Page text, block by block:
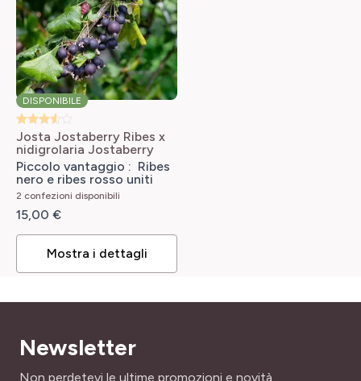
Sempreverde
NOME COMUNE
Mirtillo rosso americano, Ossicocco americano,
Cranberry
PROFUMO
Privo di profumo
PORTAMENTO
Coprisuolo, Cuscino
780401
Fruttificazione decorativa, Coprisuolo
LARGHEZZA ADULTA
60 cm
PÉRIODE DE RÉCOLTE
settembre a ottobre
TIPO DI TERRENO
Ricco, Terra di brughiera
RUSTICITÀ
Poco rustica
DISPONIBILE
Josta Jostaberry Ribes x
nidigrolaria Jostaberry
Piccolo vantaggio : Ribes
nero e ribes rosso uniti
2 confezioni disponibili
15,00 €
Mostra i dettagli
Newsletter
Indirizzo email
Non perdetevi le ultime promozioni e novità